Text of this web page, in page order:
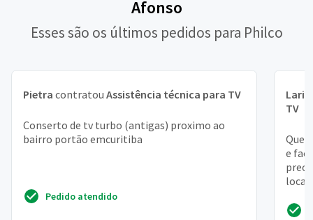
Afonso
Esses são os últimos pedidos para Philco
Pietra contratou Assistência técnica para TV
Conserto de tv turbo (antigas) proximo ao
bairro portão emcuritiba
Pedido atendido
TV
e
local